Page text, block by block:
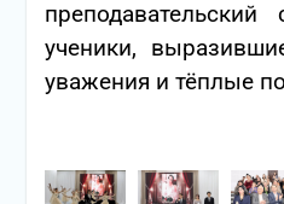
ученики,
уважения и тёплые